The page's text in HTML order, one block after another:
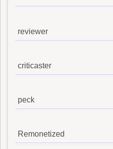
reviewer
criticaster
peck
Remonetized